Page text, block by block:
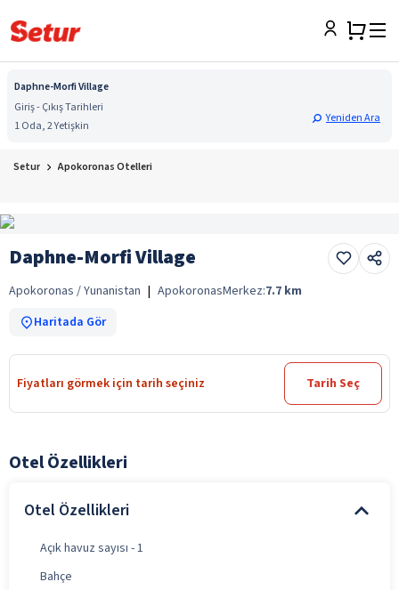
Daphne-Morfi Village
Giriş - Çıkış Tarihleri
1 Oda, 2 Yetişkin
Yeniden Ara
Setur Apokoronas Otelleri
Daphne-Morfi Village
Apokoronas / Yunanistan | ApokoronasMerkez:7.7 km
Haritada Gör
Fiyatları görmek için tarih seçiniz Tarih Seç
Otel Özellikleri
Otel Özellikleri
Açık havuz sayısı - 1
Bahçe